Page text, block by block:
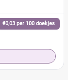
€0,03 per 100 doekjes